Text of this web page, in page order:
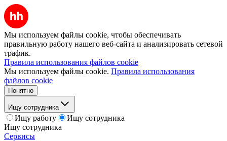
Мы используем файлы cookie, чтобы обеспечивать
правильную работу нашего веб-сайта и анализировать сетевой
трафик.
Правила использования файлов cookie
Мы используем файлы cookie. Правила использования
файлов cookie
Понятно
Ищу сотрудника
Ищу работу
Ищу сотрудника
Ищу сотрудника
Сервисы